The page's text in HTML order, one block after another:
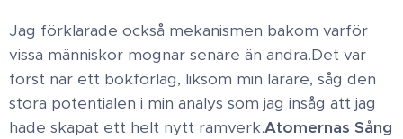
Jag förklarade också mekanismen bakom varför
vissa människor mognar senare än andra.​Det var
först när ett bokförlag, liksom min lärare, såg den
stora potentialen i min analys som jag insåg att jag
hade skapat ett helt nytt ramverk.​Atomernas Sång